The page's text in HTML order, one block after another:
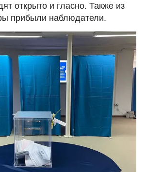
открыто и гласно. Также из
прибыли наблюдатели.